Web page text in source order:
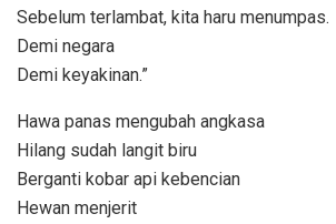
Sebelum terlambat, kita haru menumpas.
Demi negara
Demi keyakinan.”
Hawa panas mengubah angkasa
Hilang sudah langit biru
Berganti kobar api kebencian
Hewan menjerit